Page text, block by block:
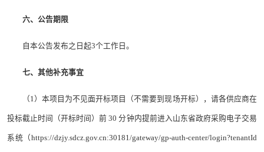
六、公告期限
自本公告发布之日起3个工作日。
七、其他补充事宜
（1）本项目为不见面开标项目（不需要到现场开标），请各供应商在
投标截止时间（开标时间）前 30 分钟内提前进入山东省政府采购电子交易
系统（https://dzjy.sdcz.gov.cn:30181/gateway/gp-auth-center/login?tenantId